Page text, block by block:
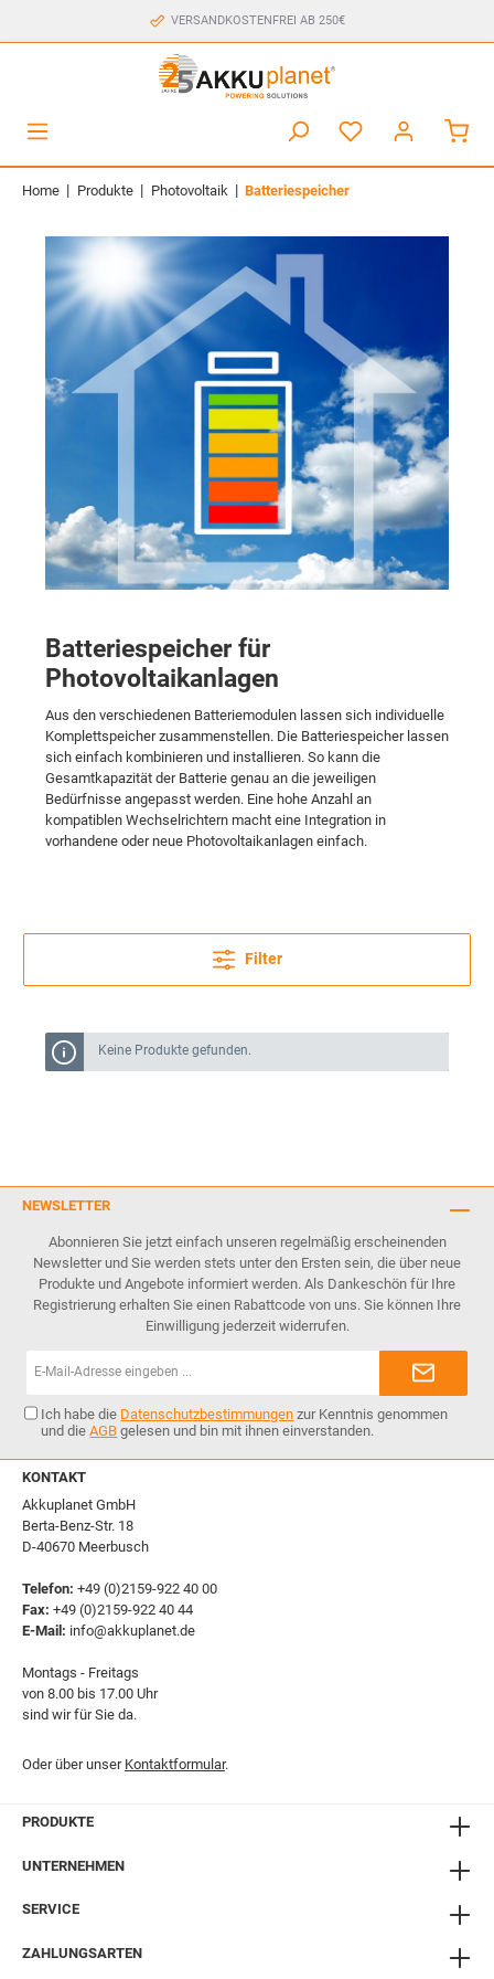
VERSANDKOSTENFREI AB 250€
Home | Produkte | Photovoltaik | Batteriespeicher
Batteriespeicher für
Photovoltaikanlagen
Aus den verschiedenen Batteriemodulen lassen sich individuelle
Komplettspeicher zusammenstellen. Die Batteriespeicher lassen
sich einfach kombinieren und installieren. So kann die
Gesamtkapazität der Batterie genau an die jeweiligen
Bedürfnisse angepasst werden. Eine hohe Anzahl an
kompatiblen Wechselrichtern macht eine Integration in
vorhandene oder neue Photovoltaikanlagen einfach.
Filter
Keine Produkte gefunden.
NEWSLETTER
Abonnieren Sie jetzt einfach unseren regelmäßig erscheinenden
Newsletter und Sie werden stets unter den Ersten sein, die über neue
Produkte und Angebote informiert werden. Als Dankeschön für Ihre
Registrierung erhalten Sie einen Rabattcode von uns. Sie können Ihre
Einwilligung jederzeit widerrufen.
Ich habe die Datenschutzbestimmungen zur Kenntnis genommen
und dieAGB gelesen und bin mit ihnen einverstanden.
KONTAKT
Akkuplanet GmbH
Berta-Benz-Str. 18
D-40670 Meerbusch
Telefon: +49 (0)2159-922 40 00
Fax: +49 (0)2159-922 40 44
E-Mail: info@akkuplanet.de
Montags - Freitags
von 8.00 bis 17.00 Uhr
sind wir für Sie da.
Oder über unser Kontaktformular.
PRODUKTE
UNTERNEHMEN
SERVICE
ZAHLUNGSARTEN